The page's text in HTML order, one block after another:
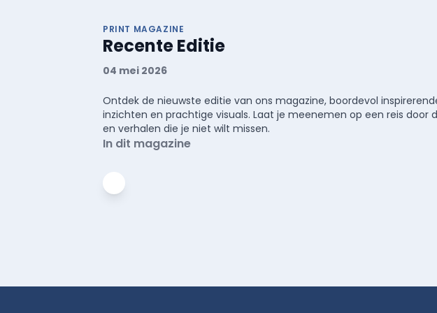
PRINT MAGAZINE
Recente Editie
04 mei 2026
Ontdek de nieuwste editie van ons magazine, boordevol
inzichten en prachtige visuals. Laat je meenemen op een reis door
en verhalen die je niet wilt missen.
In dit magazine